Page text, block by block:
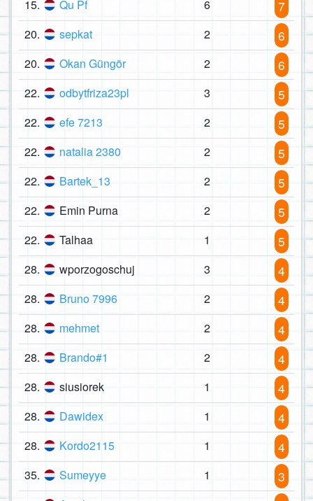
15. Qu Pf 6 7
20. sepkat 2 6
20. Okan Güngör 2 6
22. odbytfriza23pl 3 5
22. efe 7213 2 5
22. natalia 2380 2 5
22. Bartek_13 2 5
22. Emin Purna 2 5
22. Talhaa 1 5
28. wporzogoschuj 3 4
28. Bruno 7996 2 4
28. mehmet 2 4
28. Brando#1 2 4
28. siusiorek 1 4
28. Dawidex 1 4
28. Kordo2115 1 4
35. Sumeyye 1 3